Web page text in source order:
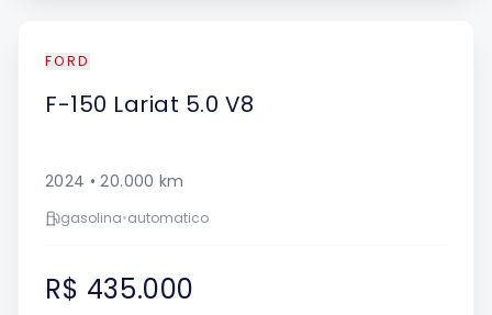
FORD
F-150 Lariat 5.0 V8
2024 •20.000 km
gasolina•automatico
R$ 435.000